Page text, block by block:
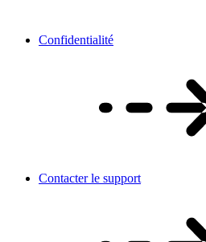
Confidentialité
Contacter le support